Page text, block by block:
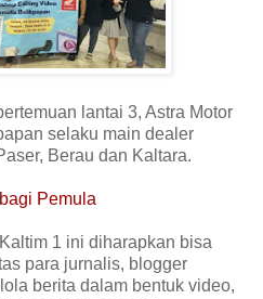
lantai 3, Astra Motor
selaku main dealer
Berau dan Kaltara.
Pemula
1 ini diharapkan bisa
para jurnalis, blogger
berita dalam bentuk video,